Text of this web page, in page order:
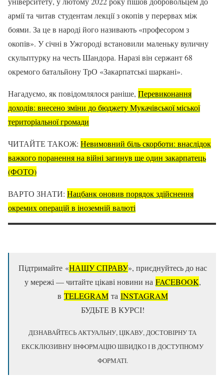
армії та читав студентам лекції з окопів у перервах між
боями. За це в народі його називають «професором з
окопів». У січні в Ужгороді встановили маленьку вуличну
скульптурку на честь Шандора. Наразі він сержант 68
окремого батальйону ТрО «Закарпатські шаркані».
Нагадуємо, як повідомлялося раніше, Перевиконання
доходів: внесено зміни до бюджету Мукачівської міської
територіальної громади
ЧИТАЙТЕ ТАКОЖ: Невимовний біль скорботи: внаслідок
важкого поранення на війні загинув ще один закарпатець
(ФОТО)
ВАРТО ЗНАТИ: Нацбанк оновив порядок здійснення
окремих операцій в іноземній валюті
Підтримайте «НАШУ СПРАВУ», приєднуйтесь до нас
у мережі — читайте цікаві новини на FACEBOOK,
в TELEGRAMта ІNSTAGRAM
БУДЬТЕ В КУРСІ!
ДІЗНАВАЙТЕСЬ АКТУАЛЬНУ, ЦІКАВУ, ДОСТОВІРНУ ТА
ЕКСКЛЮЗИВНУ ІНФОРМАЦІЮ ШВИДКО І В ДОСТУПНОМУ
ФОРМАТІ.